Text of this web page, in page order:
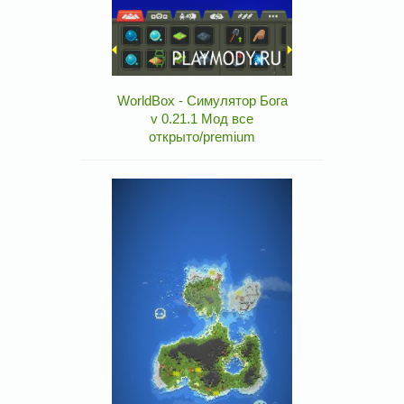
WorldBox - Симулятор Бога
v 0.21.1 Мод все
открыто/premium